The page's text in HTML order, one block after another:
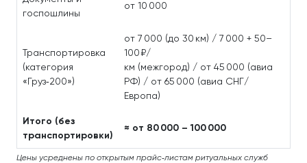
госпошлины
от 10 000
Транспортировка
(категория
«Груз‑200»)
от 7 000 (до 30 км) / 7 000 + 50–
100 ₽/
км (межгород) / от 45 000 (авиа
РФ) / от 65 000 (авиа СНГ/
Европа)
Итого (без
транспортировки)
≈ от 80 000 – 100 000
Цены усреднены по открытым прайс‑листам ритуальных служб